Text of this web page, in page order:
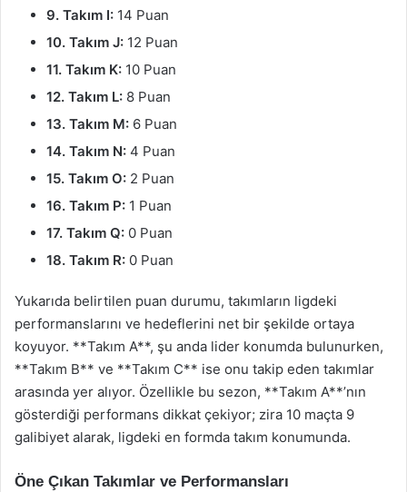
9. Takım I: 14 Puan
10. Takım J: 12 Puan
11. Takım K: 10 Puan
12. Takım L: 8 Puan
13. Takım M: 6 Puan
14. Takım N: 4 Puan
15. Takım O: 2 Puan
16. Takım P: 1 Puan
17. Takım Q: 0 Puan
18. Takım R: 0 Puan
Yukarıda belirtilen puan durumu, takımların ligdeki
performanslarını ve hedeflerini net bir şekilde ortaya
koyuyor. **Takım A**, şu anda lider konumda bulunurken,
**Takım B** ve **Takım C** ise onu takip eden takımlar
arasında yer alıyor. Özellikle bu sezon, **Takım A**’nın
gösterdiği performans dikkat çekiyor; zira 10 maçta 9
galibiyet alarak, ligdeki en formda takım konumunda.
Öne Çıkan Takımlar ve Performansları